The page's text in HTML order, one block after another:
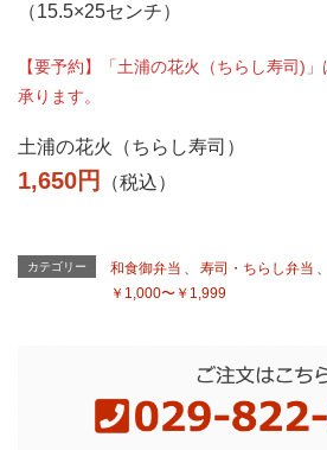
（15.5×25センチ）
【要予約】「土浦の花火（ちらし寿司)
承ります。
土浦の花火（ちらし寿司）
1,650円 （税込）
カテゴリー 和食御弁当 寿司・ちらし弁当
￥1,000〜￥1,999